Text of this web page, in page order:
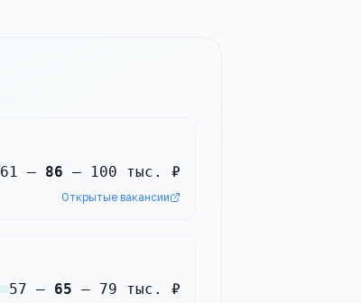
61 — 86 — 100 тыс. ₽
Открытые вакансии
57 — 65 — 79 тыс. ₽